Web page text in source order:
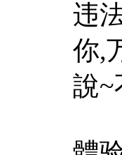
违
你,
說~